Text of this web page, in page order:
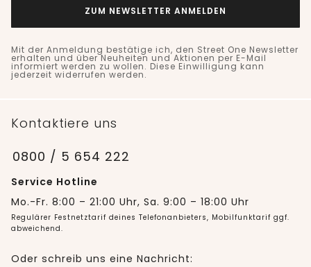
ZUM NEWSLETTER ANMELDEN
Mit der Anmeldung bestätige ich, den Street One Newsletter
erhalten und über Neuheiten und Aktionen per E-Mail
informiert werden zu wollen. Diese Einwilligung kann
jederzeit widerrufen werden.
Kontaktiere uns
0800 / 5 654 222
Service Hotline
Mo.-Fr. 8:00 – 21:00 Uhr, Sa. 9:00 – 18:00 Uhr
Regulärer Festnetztarif deines Telefonanbieters, Mobilfunktarif ggf.
abweichend.
Oder schreib uns eine Nachricht: